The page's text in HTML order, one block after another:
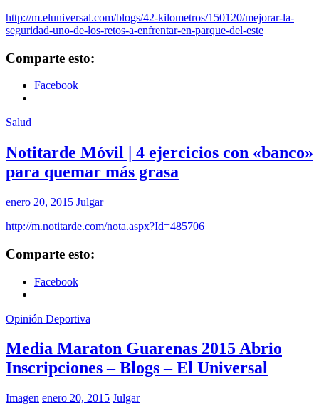
http://m.eluniversal.com/blogs/42-kilometros/150120/mejorar-la-
seguridad-uno-de-los-retos-a-enfrentar-en-parque-del-este
Comparte esto:
Facebook
Salud
Notitarde Móvil | 4 ejercicios con «banco»
para quemar más grasa
enero 20, 2015 Julgar
http://m.notitarde.com/nota.aspx?Id=485706
Comparte esto:
Facebook
Opinión Deportiva
Media Maraton Guarenas 2015 Abrio
Inscripciones – Blogs – El Universal
Imagen enero 20, 2015 Julgar